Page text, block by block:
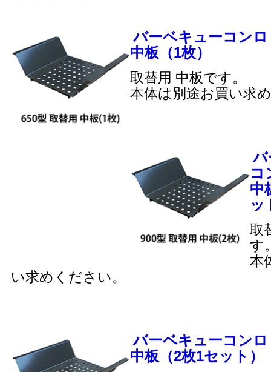
バーベキューコンロ
中板（1枚）
取替用 中板です。
本体は別途お買い求
バ
コ
中
ッ
取
す
本
い求めください。
バーベキューコンロ
中板（2枚1セット）